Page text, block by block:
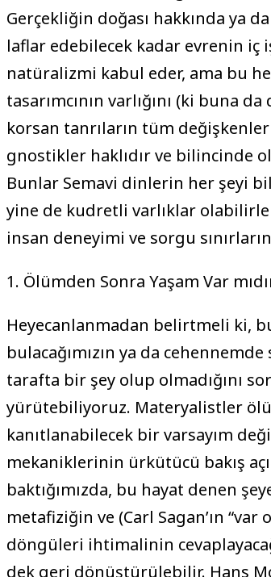
Gerçekliğin doğası hakkında ya
laflar edebilecek kadar evrenin
natüralizmi kabul eder, ama bu
tasarımcının varlığını (ki buna
korsan tanrıların tüm
gnostikler haklıdır ve bilincinde
Bunlar Semavi dinlerin her şeyi
yine de kudretli varlıklar
insan deneyimi ve sorgu
1. Ölümden Sonra Yaşam Var
Heyecanlanmadan belirtmeli ki,
bulacağımızın ya da
tarafta bir şey olup olmadığını
yürütebiliyoruz. Materyalistler
kanıtlanabilecek bir varsayım
mekaniklerinin ürkütücü bakış
baktığımızda, bu hayat denen
metafiziğin ve (Carl Sagan’ın
döngüleri ihtimalinin
dek geri dönüştürülebilir. Hans